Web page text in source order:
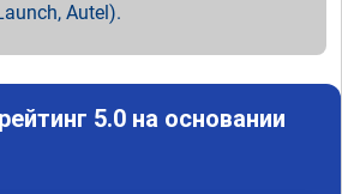
Autel).
5.0 на основании